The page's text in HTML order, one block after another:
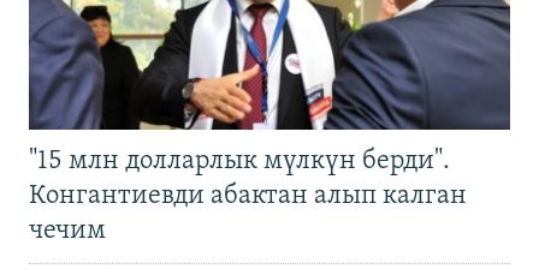
"15 млн долларлык мүлкүн берди".
Конгантиевди абактан алып калган
чечим